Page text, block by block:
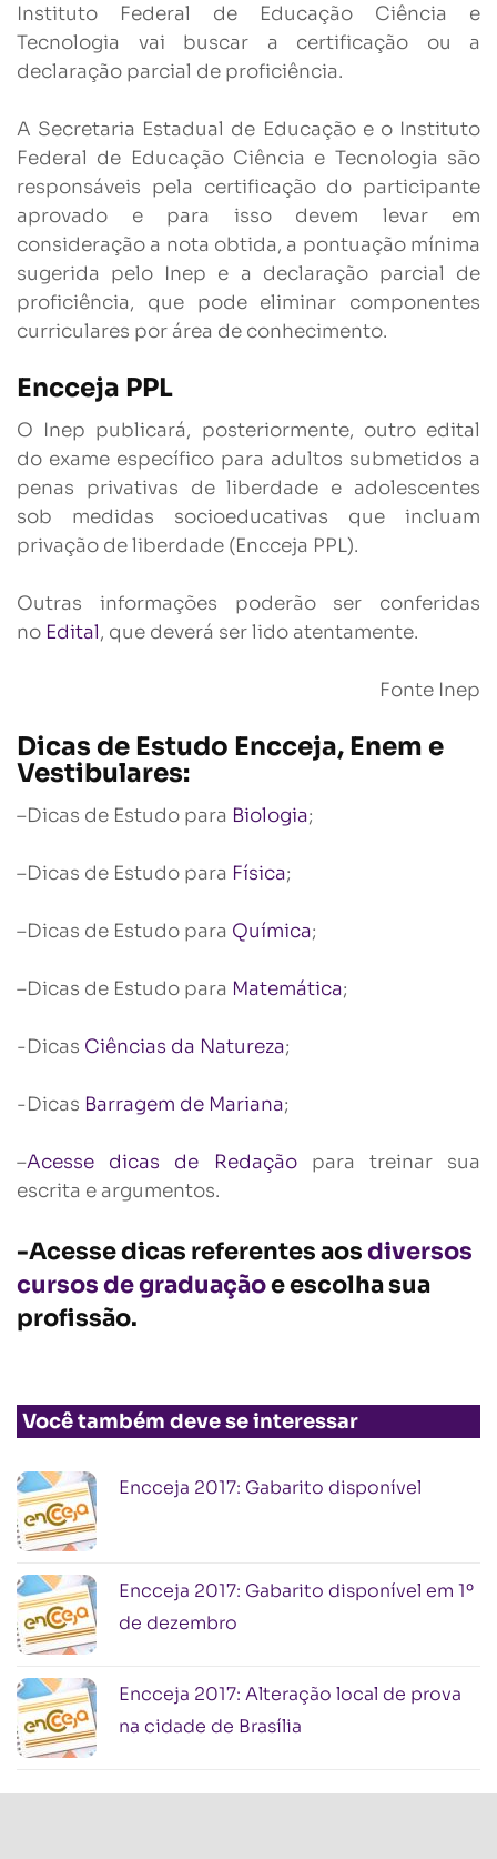
Instituto Federal de Educação Ciência e
Tecnologia vai buscar a certificação ou a
declaração parcial de proficiência.
A Secretaria Estadual de Educação e o Instituto
Federal de Educação Ciência e Tecnologia são
responsáveis pela certificação do participante
aprovado e para isso devem levar em
consideração a nota obtida, a pontuação mínima
sugerida pelo Inep e a declaração parcial de
proficiência, que pode eliminar componentes
curriculares por área de conhecimento.
Encceja PPL
O Inep publicará, posteriormente, outro edital
do exame específico para adultos submetidos a
penas privativas de liberdade e adolescentes
sob medidas socioeducativas que incluam
privação de liberdade (Encceja PPL).
Outras informações poderão ser conferidas
no Edital, que deverá ser lido atentamente.
Fonte Inep
Dicas de Estudo Encceja, Enem e
Vestibulares:
–Dicas de Estudo para Biologia;
–Dicas de Estudo para Física;
–Dicas de Estudo para Química;
–Dicas de Estudo para Matemática;
-Dicas Ciências da Natureza;
-Dicas Barragem de Mariana;
–Acesse dicas de Redaçãopara treinar sua
escrita e argumentos.
-Acesse dicas referentes aosdiversos
cursos de graduaçãoe escolha sua
profissão.
Você também deve se interessar
Encceja 2017: Gabarito disponível
Encceja 2017: Gabarito disponível em 1º
de dezembro
Encceja 2017: Alteração local de prova
na cidade de Brasília